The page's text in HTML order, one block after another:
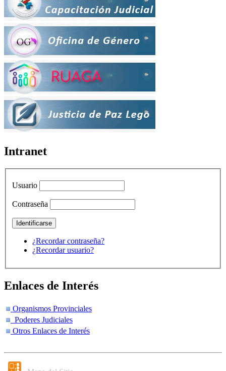
Intranet
Usuario
Contraseña
¿Recordar contraseña?
¿Recordar usuario?
Enlaces de Interés
Organismos Provinciales
Poderes Judiciales
Otros Enlaces de Interés